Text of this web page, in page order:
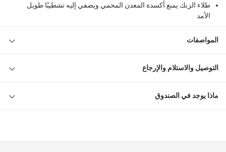
طلاء الزنك يمنع أكسدة المعدن المحمي ويضفي إليه تشطيبًا طويل
الأمد
المواصفات
التوصيل والاستلام والإرجاع
ماذا يوجد في الصندوق